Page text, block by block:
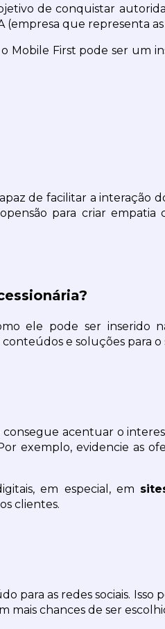
de conquistar
(empresa que representa
Mobile First pode ser um
de facilitar a interação
para criar
ele pode ser inserido
e soluções para
acentuar o
exemplo, evidencie as
em especial, em
clientes.
as redes sociais. Isso
mais chances de ser